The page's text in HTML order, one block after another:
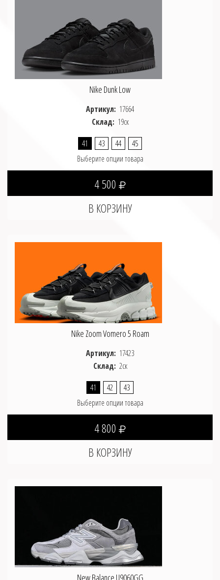
Nike Dunk Low
Артикул: 17664
Склад: 19ск
41 43 44
45
Выберите опции товара
4 500
Nike Zoom Vomero 5 Roam
Артикул: 17423
Склад: 2ск
41 42
43
Выберите опции товара
4 800
New Balance U9060GG